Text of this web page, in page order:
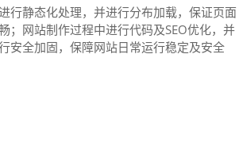
行静态化处理，并进行分布加载，保证页面
；网站制作过程中进行代码及SEO优化，并
安全加固，保障网站日常运行稳定及安全